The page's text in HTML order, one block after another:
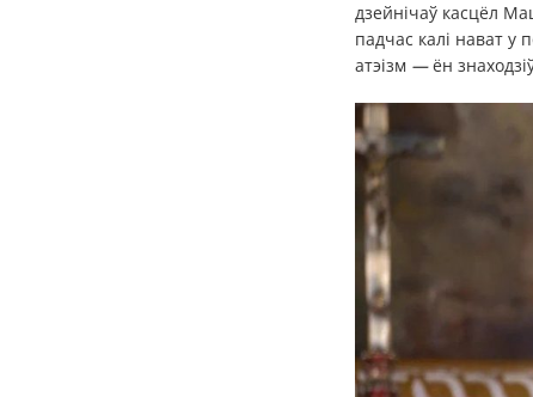
дзейнічаў касцёл
падчас калі нават у
атэізм —ён